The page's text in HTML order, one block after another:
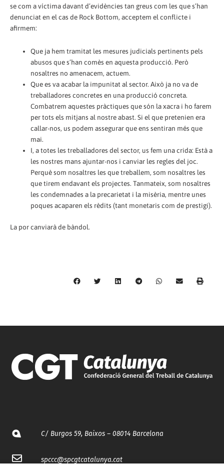
se com a víctima davant d’evidències tan greus com les que s’han
denunciat en el cas de Rock Bottom, acceptem el conflicte i
afirmem:
Que ja hem tramitat les mesures judicials pertinents pels
abusos que s’han comès en aquesta producció. Però
nosaltres no amenacem, actuem.
Que es va acabar la impunitat al sector. Això ja no va de
treballadores concretes en una producció concreta.
Combatrem aquestes pràctiques que són la xacra i ho farem
per tots els mitjans al nostre abast. Si el que pretenien era
callar-nos, us podem assegurar que ens sentiran més que
mai.
I, a totes les treballadores del sector, us fem una crida: Està a
les nostres mans ajuntar-nos i canviar les regles del joc.
Perquè som nosaltres les que treballem, som nosaltres les
que tirem endavant els projectes. Tanmateix, som nosaltres
les condemnades a la precarietat i la misèria, mentre unes
poques acaparen els rèdits (tant monetaris com de prestigi).
La por canviarà de bàndol.
C/ Burgos 59, Baixos – 08014 Barcelona
spccc@spcgtcatalunya.cat